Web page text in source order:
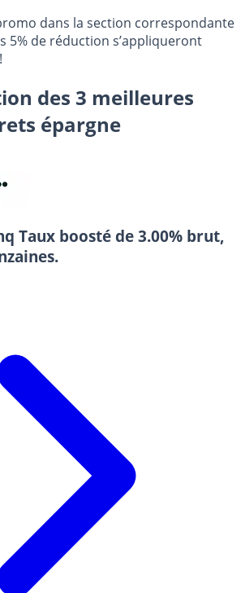
dans la section correspondante
5% de réduction s’appliqueront
des 3 meilleures
épargne
Taux boosté de 3.00% brut,